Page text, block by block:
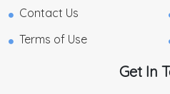
Contact Us
Terms of Use
Get In